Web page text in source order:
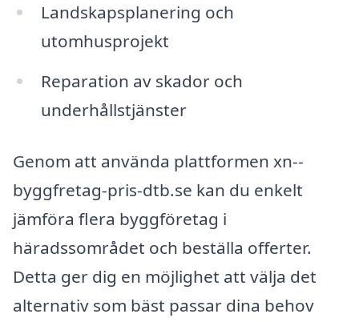
Landskapsplanering och
utomhusprojekt
Reparation av skador och
underhållstjänster
Genom att använda plattformen xn--
byggfretag-pris-dtb.se kan du enkelt
jämföra flera byggföretag i
häradssområdet och beställa offerter.
Detta ger dig en möjlighet att välja det
alternativ som bäst passar dina behov